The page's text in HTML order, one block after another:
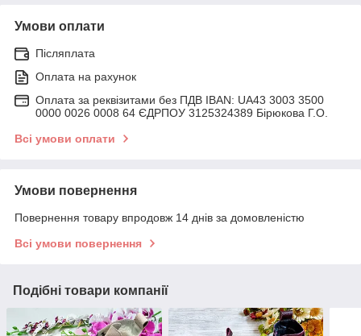
Умови оплати
Післяплата
Оплата на рахунок
Оплата за реквізитами без ПДВ IBAN: UA43 3003 3500
0000 0026 0008 64 ЄДРПОУ 3125324389 Бірюкова Г.О.
Всі умови оплати
Умови повернення
Повернення товару впродовж 14 днів за домовленістю
Всі умови повернення
Подібні товари компанії